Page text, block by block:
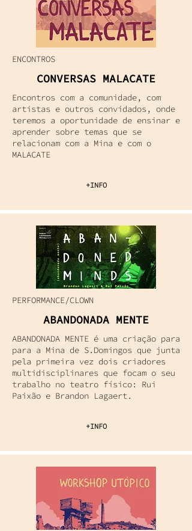
ENCONTROS
CONVERSAS MALACATE
Encontros com a comunidade, com
artistas e outros convidados, onde
teremos a oportunidade de ensinar e
aprender sobre temas que se
relacionam com a Mina e com o
MALACATE
+INFO
PERFORMANCE/CLOWN
ABANDONADA MENTE
ABANDONADA MENTE é uma criação para
para a Mina de S.Domingos que junta
pela primeira vez dois criadores
multidisciplinares que focam o seu
trabalho no teatro físico: Rui
Paixão e Brandon Lagaert.
+INFO